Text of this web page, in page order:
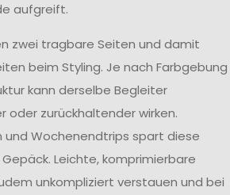
aufgreift.
zwei tragbare Seiten und damit
beim Styling. Je nach Farbgebung
kann derselbe Begleiter
oder zurückhaltender wirken.
und Wochenendtrips spart diese
Leichte, komprimierbare
unkompliziert verstauen und bei